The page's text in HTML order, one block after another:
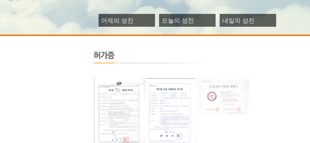
어제의 성진 오늘의 성진 내일의 성진